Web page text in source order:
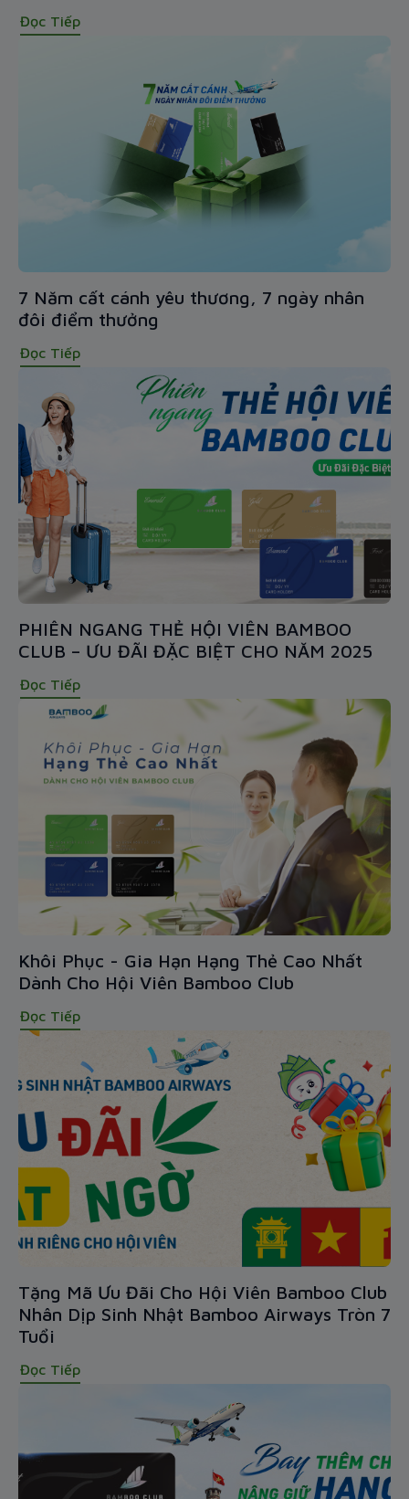
Đọc Tiếp
7 Năm cất cánh yêu thương, 7 ngày nhân
đôi điểm thưởng
Đọc Tiếp
PHIÊN NGANG THẺ HỘI VIÊN BAMBOO
CLUB – ƯU ĐÃI ĐẶC BIỆT CHO NĂM 2025
Đọc Tiếp
Khôi Phục - Gia Hạn Hạng Thẻ Cao Nhất
Dành Cho Hội Viên Bamboo Club
Đọc Tiếp
Tặng Mã Ưu Đãi Cho Hội Viên Bamboo Club
Nhân Dịp Sinh Nhật Bamboo Airways Tròn 7
Tuổi
Đọc Tiếp